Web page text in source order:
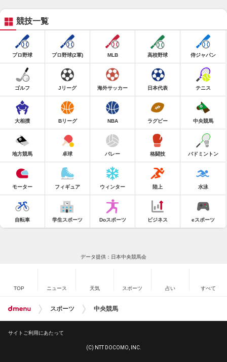
競技一覧
プロ野球 プロ野球(2軍) MLB 高校野球 侍ジャパン
ゴルフ Jリーグ 海外サッカー 日本代表 テニス
大相撲 Bリーグ NBA ラグビー 中央競馬
地方競馬 卓球 バレー 格闘技 バドミントン
モーター フィギュア ウィンター 陸上 水泳
自転車 学生スポーツ Doスポーツ ビジネス eスポーツ
データ提供：日本中央競馬会
TOP ニュース 天気 スポーツ 占い すべて
スポーツ 中央競馬
サイトご利用にあたって
(C) NTT DOCOMO, INC.